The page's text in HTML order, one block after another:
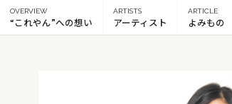
OVERVIEW
“これやん”への想い
ARTISTS
アーティスト
ARTICLE
よみもの